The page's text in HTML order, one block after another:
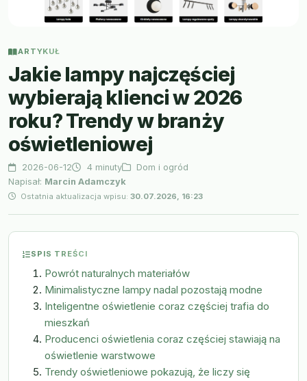
ARTYKUŁ
Jakie lampy najczęściej
wybierają klienci w 2026
roku? Trendy w branży
oświetleniowej
2026-06-12 4 minuty
Dom i ogród
Napisał: Marcin Adamczyk
Ostatnia aktualizacja wpisu: 30.07.2026, 16:23
SPIS TREŚCI
Powrót naturalnych materiałów
Minimalistyczne lampy nadal pozostają modne
Inteligentne oświetlenie coraz częściej trafia do
mieszkań
Producenci oświetlenia coraz częściej stawiają na
oświetlenie warstwowe
Trendy oświetleniowe pokazują, że liczy się